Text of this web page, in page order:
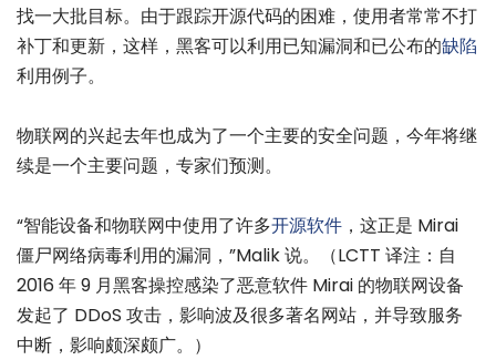
找一大批目标。由于跟踪开源代码的困难，使用者常常不打
补丁和更新，这样，黑客可以利用已知漏洞和已公布的缺陷
利用例子。
物联网的兴起去年也成为了一个主要的安全问题，今年将继
续是一个主要问题，专家们预测。
“智能设备和物联网中使用了许多开源软件 ，这正是 Mirai
僵尸网络病毒利用的漏洞，”Malik 说。（LCTT 译注：自
2016 年 9 月黑客操控感染了恶意软件 Mirai 的物联网设备
发起了 DDoS 攻击，影响波及很多著名网站，并导致服务
中断，影响颇深颇广。）